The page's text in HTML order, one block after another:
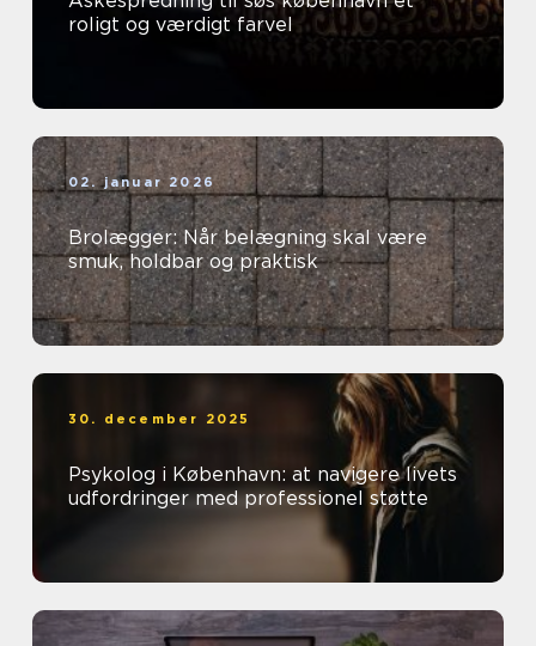
roligt og værdigt farvel
02. januar 2026
Brolægger: Når belægning skal være
smuk, holdbar og praktisk
30. december 2025
Psykolog i København: at navigere livets
udfordringer med professionel støtte